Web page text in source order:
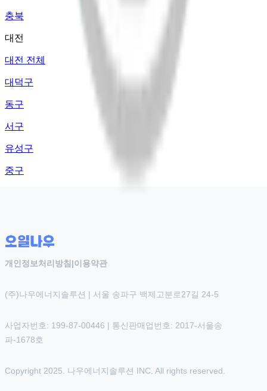
충북
대전
대전 전체
대덕구
동구
서구
유성구
중구
개인정보처리방침 |이용약관
(주)나우에너지솔루션 | 서울 송파구 백제고분로27길 24-5
사업자번호: 199-87-00446 | 통신판매업번호: 2017-서울송
파-1678호
Copyright 2025. 나우에너지솔루션 INC. All rights reserved.